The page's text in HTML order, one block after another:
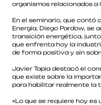
organismos relacionados a
En el seminario, que contó
Energía, Diego Pardow, se
transición energética,
que enfrenta hoy la
de forma positiva y sin
Javier Tapia destacó el
que existe sobre la
para habilitar realmente la
«Lo que se requiere hoy